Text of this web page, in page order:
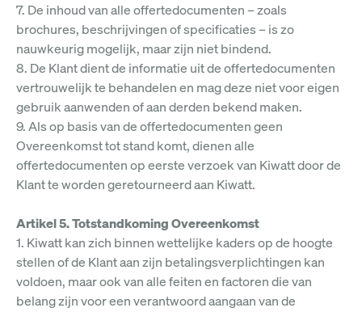
7. De inhoud van alle offertedocumenten – zoals
brochures, beschrijvingen of specificaties – is zo
nauwkeurig mogelijk, maar zijn niet bindend.
8. De Klant dient de informatie uit de offertedocumenten
vertrouwelijk te behandelen en mag deze niet voor eigen
gebruik aanwenden of aan derden bekend maken.
9. Als op basis van de offertedocumenten geen
Overeenkomst tot stand komt, dienen alle
offertedocumenten op eerste verzoek van Kiwatt door de
Klant te worden geretourneerd aan Kiwatt.
Artikel 5. Totstandkoming Overeenkomst
1. Kiwatt kan zich binnen wettelijke kaders op de hoogte
stellen of de Klant aan zijn betalingsverplichtingen kan
voldoen, maar ook van alle feiten en factoren die van
belang zijn voor een verantwoord aangaan van de